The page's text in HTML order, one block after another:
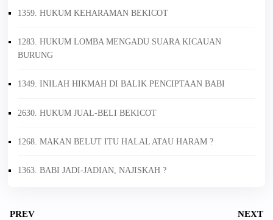
1359. HUKUM KEHARAMAN BEKICOT
1283. HUKUM LOMBA MENGADU SUARA KICAUAN
BURUNG
1349. INILAH HIKMAH DI BALIK PENCIPTAAN BABI
2630. HUKUM JUAL-BELI BEKICOT
1268. MAKAN BELUT ITU HALAL ATAU HARAM ?
1363. BABI JADI-JADIAN, NAJISKAH ?
PREV NEXT